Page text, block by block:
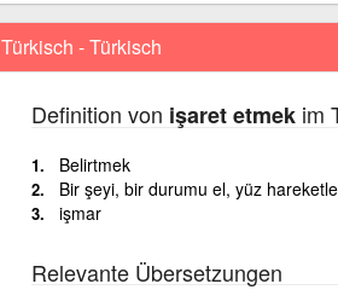
Türkisch - Türkisch
Definition von işaret etmekim
Belirtmek
Bir şeyi, bir durumu el, yüz
işmar
Relevante Übersetzungen